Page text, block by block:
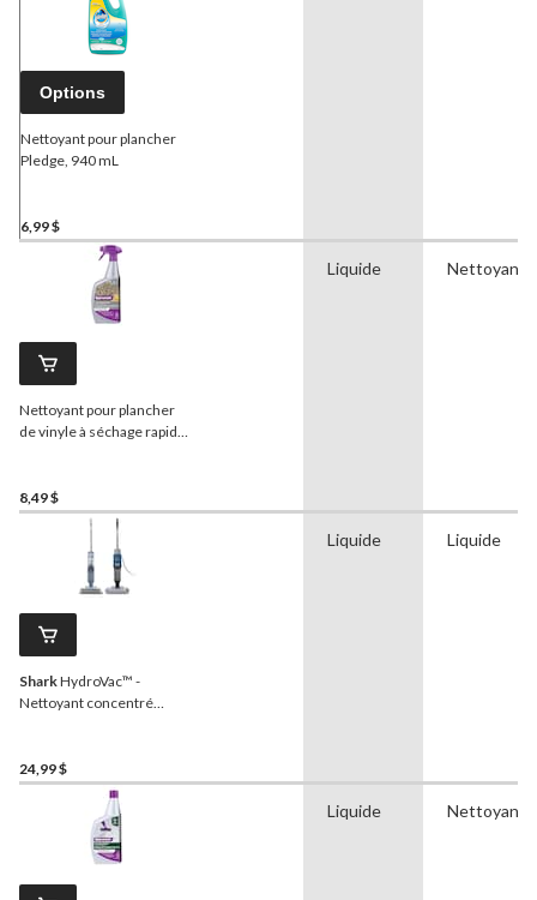
Options
Nettoyant pour plancher
Pledge, 940 mL
6,99 $
Nettoyant pour plancher
de vinyle à séchage rapide
8,49 $
Liquide Nettoyant
SharkHydroVac™ -
Nettoyant concentré
frais, 1 L
24,99 $
Liquide Liquide
Liquide Nettoyant